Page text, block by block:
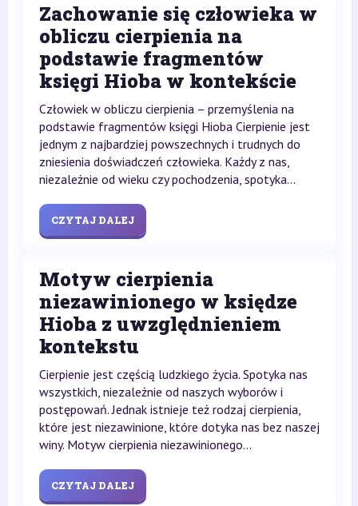
Zachowanie się człowieka w
obliczu cierpienia na
podstawie fragmentów
księgi Hioba w kontekście
Człowiek w obliczu cierpienia – przemyślenia na
podstawie fragmentów księgi Hioba Cierpienie jest
jednym z najbardziej powszechnych i trudnych do
zniesienia doświadczeń człowieka. Każdy z nas,
niezależnie od wieku czy pochodzenia, spotyka...
CZYTAJ DALEJ
Motyw cierpienia
niezawinionego w księdze
Hioba z uwzględnieniem
kontekstu
Cierpienie jest częścią ludzkiego życia. Spotyka nas
wszystkich, niezależnie od naszych wyborów i
postępowań. Jednak istnieje też rodzaj cierpienia,
które jest niezawinione, które dotyka nas bez naszej
winy. Motyw cierpienia niezawinionego...
CZYTAJ DALEJ